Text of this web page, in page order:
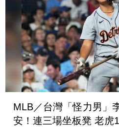
MLB／台灣「怪力男」
安！連三場坐板凳 老虎